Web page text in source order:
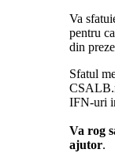
Va
pentru
din
Sfatul
IFN-uri
Va rog
ajutor.